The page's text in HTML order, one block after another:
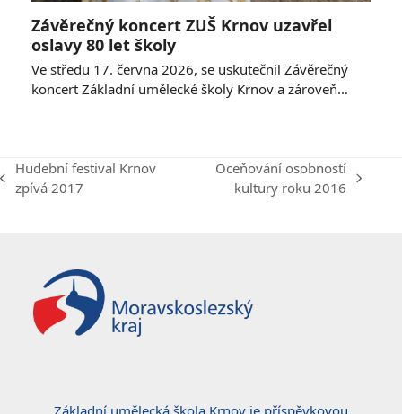
Závěrečný koncert ZUŠ Krnov uzavřel
oslavy 80 let školy
Ve středu 17. června 2026, se uskutečnil Závěrečný
koncert Základní umělecké školy Krnov a zároveň…
previous
Hudební festival Krnov
zpívá 2017
Oceňování osobností
kultury roku 2016
Základní umělecká škola Krnov je příspěvkovou